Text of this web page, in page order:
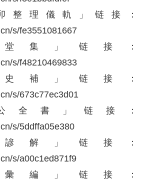
整理儀軌」链接：
s/fe3551081667
集」链接：
s/f48210469833
補」链接：
s/673c77ec3d01
全書」链接：
s/5ddffa05e380
解」链接：
s/a00c1ed871f9
編」链接：